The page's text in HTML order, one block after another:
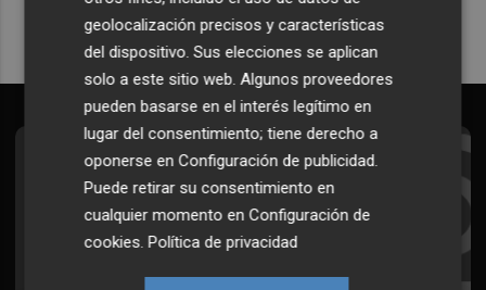
Suscríbete al Boletín
Todos los días a primera hora en tu email
¡Quiero suscribirme!
geolocalización precisos y características
del dispositivo. Sus elecciones se aplican
solo a este sitio web. Algunos proveedores
pueden basarse en el interés legítimo en
lugar del consentimiento; tiene derecho a
oponerse enConfiguración de publicidad.
Puede retirar su consentimiento en
cualquier momento enConfiguración de
cookies.Política de privacidad